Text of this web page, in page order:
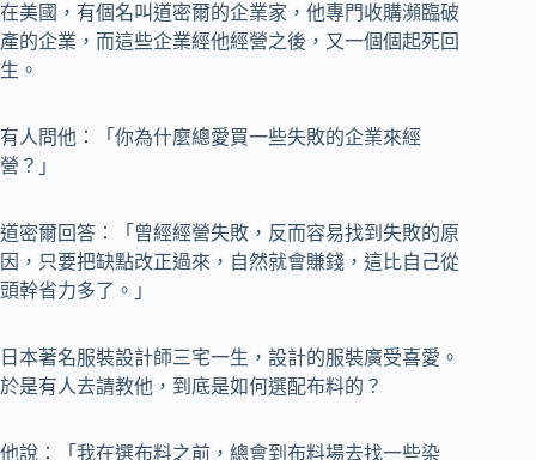
在美國，有個名叫道密爾的企業家，他專門收購瀕臨破
產的企業，而這些企業經他經營之後，又一個個起死回
生。
有人問他：「你為什麼總愛買一些失敗的企業來經
營？」
道密爾回答：「曾經經營失敗，反而容易找到失敗的原
因，只要把缺點改正過來，自然就會賺錢，這比自己從
頭幹省力多了。」
日本著名服裝設計師三宅一生，設計的服裝廣受喜愛。
於是有人去請教他，到底是如何選配布料的？
他說：「我在選布料之前，總會到布料場去找一些染